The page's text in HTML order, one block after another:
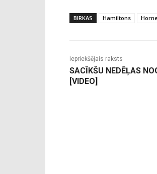
BIRKAS Hamiltons
Iepriekšējais raksts
SACĪKŠU NEDĒĻAS
[VIDEO]